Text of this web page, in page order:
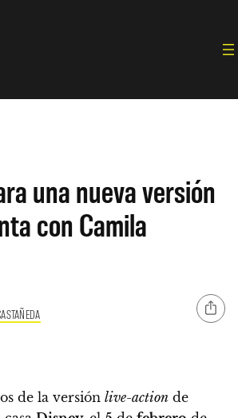
una nueva versión
con Camila
de la versión live-action de